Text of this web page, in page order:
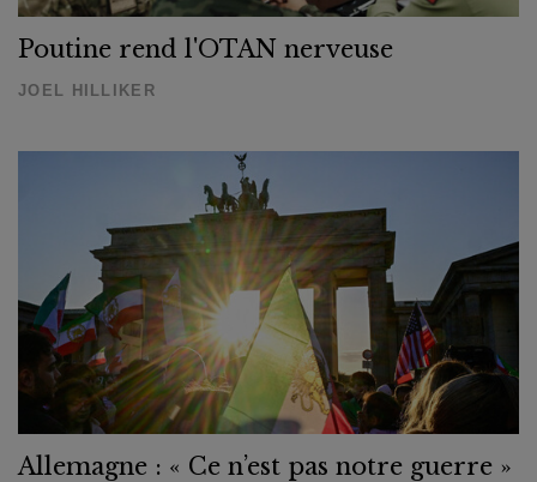
Poutine rend l'OTAN nerveuse
JOEL HILLIKER
Allemagne : « Ce n’est pas notre guerre »